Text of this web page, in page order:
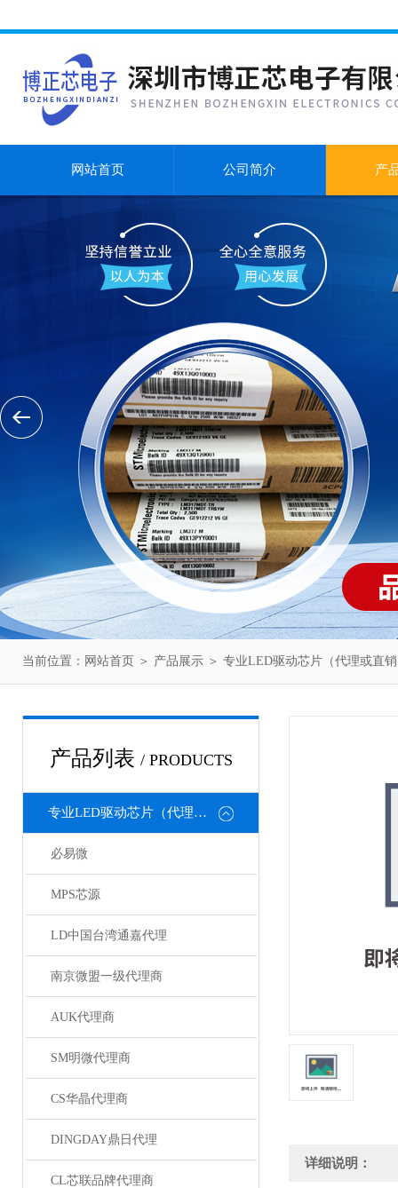
网站首页 公司简介 产
当前位置： 网站首页 ＞ 产品展示 ＞ 专业LED驱动芯片（代理或直
产品列表 / PRODUCTS
专业LED驱动芯片（代理或直销）
必易微
MPS芯源
LD中国台湾通嘉代理
南京微盟一级代理商
AUK代理商
SM明微代理商
CS华晶代理商
DINGDAY鼎日代理
CL芯联品牌代理商
详细说明：